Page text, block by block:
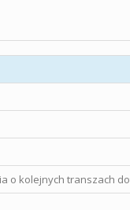
o kolejnych transzach